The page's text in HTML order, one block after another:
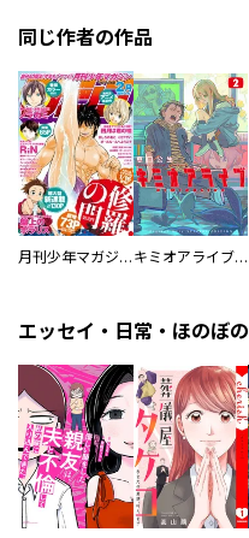
同じ作者の作品
月刊少年マガジン キミオアライブ（２）特装版【特別表紙ｖｅｒ．＆番外編漫画30P＆第3巻同時収録】
エッセイ・日常・ほのぼの